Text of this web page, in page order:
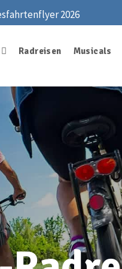
2026
Radreisen Musicals